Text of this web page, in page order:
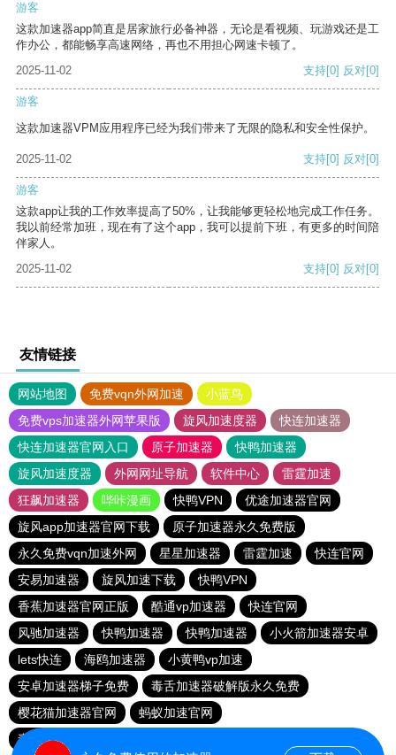
游客
这款加速器app简直是居家旅行必备神器，无论是看视频、玩游戏还是工
作办公，都能畅享高速网络，再也不用担心网速卡顿了。
2025-11-02
支持[0] 反对[0]
游客
这款加速器VPM应用程序已经为我们带来了无限的隐私和安全性保护。
2025-11-02 支持[0] 反对[0]
游客
这款app让我的工作效率提高了50%，让我能够更轻松地完成工作任务。
我以前经常加班，现在有了这个app，我可以提前下班，有更多的时间陪
伴家人。
2025-11-02
支持[0] 反对[0]
友情链接
网站地图 免费vqn外网加速
小蓝鸟
免费vps加速器外网苹果版
旋风加速度器
快连加速器
快连加速器官网入口
原子加速器
快鸭加速器
旋风加速度器
外网网址导航 软件中心
雷霆加速
狂飙加速器
哔咔漫画 快鸭VPN
优途加速器官网
旋风app加速器官网下载
原子加速器永久免费版
永久免费vqn加速外网
星星加速器 雷霆加速
快连官网
安易加速器
旋风加速下载
快鸭VPN
香蕉加速器官网正版
酷通vp加速器
快连官网
风驰加速器
快鸭加速器 快鸭加速器
小火箭加速器安卓
lets快连
海鸥加速器
小黄鸭vp加速
安卓加速器梯子免费
毒舌加速器破解版永久免费
樱花猫加速器官网
蚂蚁加速官网
毒舌加速器破解版永久免费